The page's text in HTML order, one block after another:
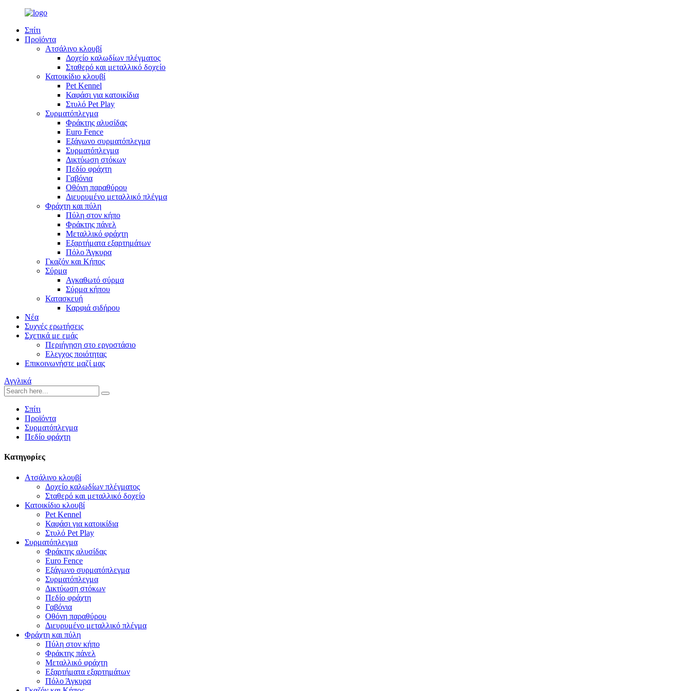
Σπίτι
Προϊόντα
Ατσάλινο κλουβί
Δοχείο καλωδίων πλέγματος
Σταθερό και μεταλλικό δοχείο
Κατοικίδιο κλουβί
Pet Kennel
Καφάσι για κατοικίδια
Στυλό Pet Play
Συρματόπλεγμα
Φράκτης αλυσίδας
Euro Fence
Εξάγωνο συρματόπλεγμα
Συρματόπλεγμα
Δικτύωση στόκων
Πεδίο φράχτη
Γαβόνια
Οθόνη παραθύρου
Διευρυμένο μεταλλικό πλέγμα
Φράχτη και πύλη
Πύλη στον κήπο
Φράκτης πάνελ
Μεταλλικό φράχτη
Εξαρτήματα εξαρτημάτων
Πόλο Άγκυρα
Γκαζόν και Κήπος
Σύρμα
Αγκαθωτό σύρμα
Σύρμα κήπου
Κατασκευή
Καρφιά σιδήρου
Νέα
Συχνές ερωτήσεις
Σχετικά με εμάς
Περιήγηση στο εργοστάσιο
Ελεγχος ποιότητας
Επικοινωνήστε μαζί μας
Αγγλικά
Σπίτι
Προϊόντα
Συρματόπλεγμα
Πεδίο φράχτη
Κατηγορίες
Ατσάλινο κλουβί
Δοχείο καλωδίων πλέγματος
Σταθερό και μεταλλικό δοχείο
Κατοικίδιο κλουβί
Pet Kennel
Καφάσι για κατοικίδια
Στυλό Pet Play
Συρματόπλεγμα
Φράκτης αλυσίδας
Euro Fence
Εξάγωνο συρματόπλεγμα
Συρματόπλεγμα
Δικτύωση στόκων
Πεδίο φράχτη
Γαβόνια
Οθόνη παραθύρου
Διευρυμένο μεταλλικό πλέγμα
Φράχτη και πύλη
Πύλη στον κήπο
Φράκτης πάνελ
Μεταλλικό φράχτη
Εξαρτήματα εξαρτημάτων
Πόλο Άγκυρα